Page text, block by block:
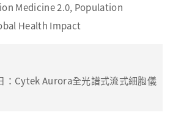
Medicine 2.0, Population
Health Impact
：Cytek Aurora全光譜式流式細胞儀